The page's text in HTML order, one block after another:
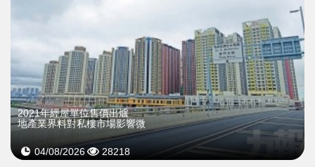
2021年經屋單位售價出爐
地產業界料對私樓市場影響微
04/08/2026 28218